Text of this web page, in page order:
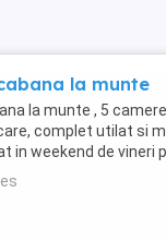
la munte
la munte , 5
complet utilat si
in weekend de vineri